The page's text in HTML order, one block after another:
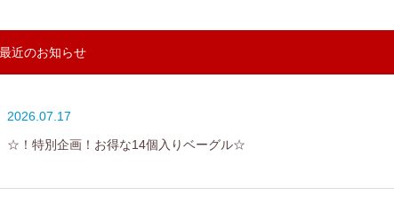
近のお知らせ
2026.07.17
☆！特別企画！お得な14個入りベーグル☆